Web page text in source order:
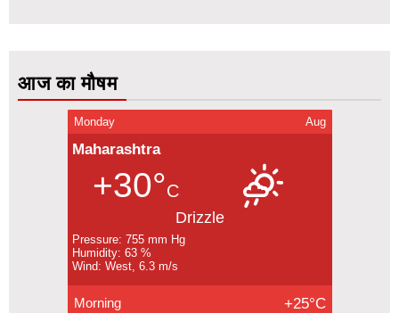
आज का मौषम
Monday Aug
Maharashtra
+30°C
Drizzle
Pressure: 755 mm Hg
Humidity: 63 %
Wind: West, 6.3 m/s
Morning +25°C